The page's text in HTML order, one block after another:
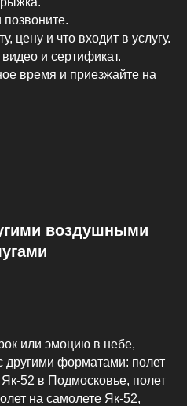
позвоните.
цену и что входит в услугу.
и сертификат.
время и приезжайте на
воздушными
или эмоцию в небе,
другими форматами: полет
52 в Подмосковье, полет
на самолете Як-52,
тандеме
прыжок
сертификаты